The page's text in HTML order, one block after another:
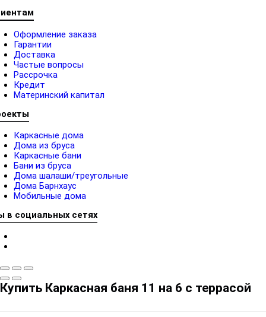
Оформление заказа
Гарантии
Доставка
Частые вопросы
Рассрочка
Кредит
Материнский капитал
Каркасные дома
Дома из бруса
Каркасные бани
Бани из бруса
Дома шалаши/треугольные
Дома Барнхаус
Мобильные дома
в социальных сетях
Купить Каркасная баня 11 на 6 с террасой